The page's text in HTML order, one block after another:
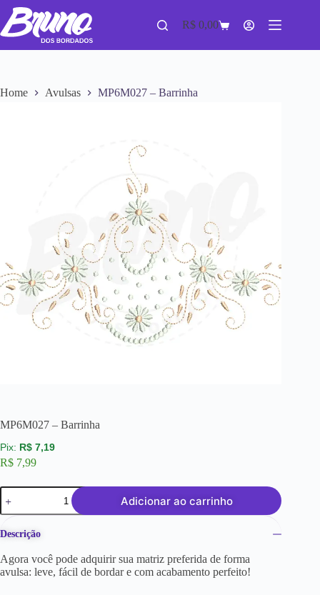
R$ 0,00
Home Avulsas MP6M027 – Barrinha
MP6M027 – Barrinha
R$ 7,19
R$ 7,99
Adicionar ao carrinho
Descrição
Agora você pode adquirir sua matriz preferida de forma
avulsa: leve, fácil de bordar e com acabamento perfeito!